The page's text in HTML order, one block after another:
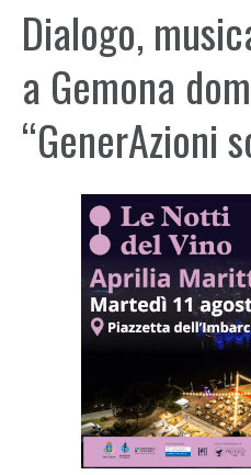
Dialogo,
a Gemona
“GenerAzioni